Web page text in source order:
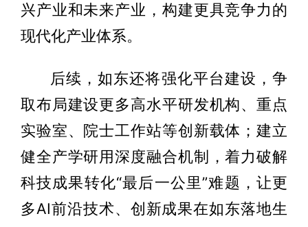
兴产业和未来产业，构建更具竞争力的
现代化产业体系。
后续，如东还将强化平台建设，争
取布局建设更多高水平研发机构、重点
实验室、院士工作站等创新载体；建立
健全产学研用深度融合机制，着力破解
科技成果转化“最后一公里”难题，让更
多AI前沿技术、创新成果在如东落地生